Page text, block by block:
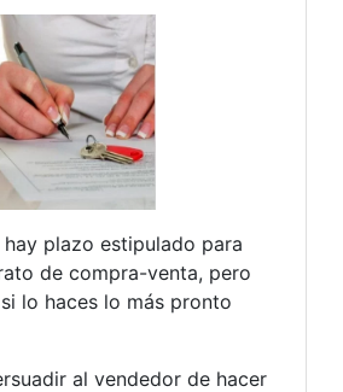
plazo estipulado para
de compra-venta, pero
lo haces lo más pronto
al vendedor de hacer